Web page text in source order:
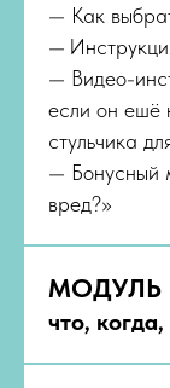
— Как
—
— Видео-
если он ешё
стульчика
— Бонусный
вред?»
МОДУЛЬ
что,